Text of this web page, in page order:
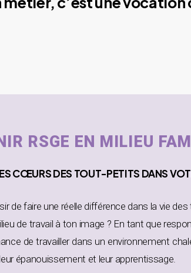
RSGE EN MILIEU
CŒURS DES TOUT-PETITS DANS
de faire une réelle différence dans la vie
de travail à ton image ? En tant que
de travailler dans un environnement
épanouissement et leur apprentissage.